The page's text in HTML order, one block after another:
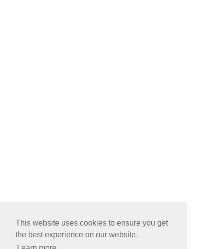
This website uses cookies to ensure you get
the best experience on our website.